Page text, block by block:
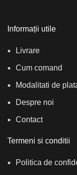
Informații utile
Livrare
Cum comand
Modalitati de
Despre noi
Contact
Termeni si conditii
Politica de